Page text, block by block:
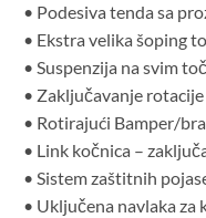
• Podesiva tenda sa
• Ekstra velika šoping
• Suspenzija na svim
• Zaključavanje
• Rotirajući Bamper/
• Link kočnica –
• Sistem zaštitnih
• Uključena navlaka za